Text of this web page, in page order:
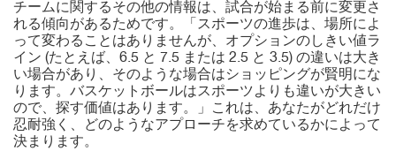
チームに関するその他の情報は、試合が始まる前に変更さ
れる傾向があるためです。「スポーツの進歩は、場所によ
って変わることはありませんが、オプションのしきい値ラ
イン (たとえば、6.5 と 7.5 または 2.5 と 3.5) の違いは大き
い場合があり、そのような場合はショッピングが賢明にな
ります。バスケットボールはスポーツよりも違いが大きい
ので、探す価値はあります。」これは、あなたがどれだけ
忍耐強く、どのようなアプローチを求めているかによって
決まります。